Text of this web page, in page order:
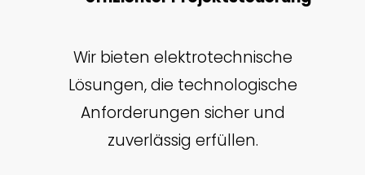
Wir bieten elektrotechnische
Lösungen, die technologische
Anforderungen sicher und
zuverlässig erfüllen.